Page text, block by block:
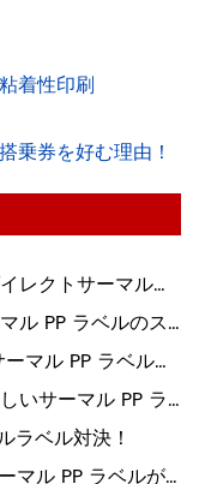
着性印刷
乗券を好む理由！
レクトサーマルラ
ル PP ラベルのス
マル PP ラベル接
いサーマル PP ラ
ラベル対決！
マル PP ラベルが